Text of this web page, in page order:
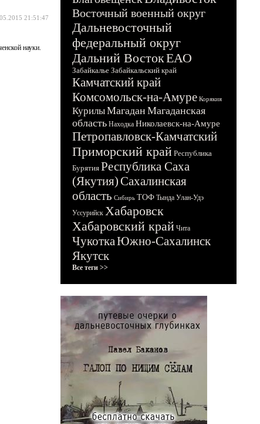
21:51:47
науки.
Восточный военный округ
Дальневосточный
федеральный округ
Дальний ВостокЕАО
Забайкалье Забайкальский край
Камчатский край
Комсомольск-на-Амуре Корякия
КурилыМагадан Магаданская
область Находка Николаевск-на-Амуре
Петропавловск-Камчатский
Приморский край Республика
Бурятия Республика Саха
(Якутия)Сахалинская
область Сибирь ТОФ Тында Улан-Удэ
Уссурийск Хабаровск
Хабаровский край Чита
ЧукоткаЮжно-Сахалинск
Якутск
Все теги >>